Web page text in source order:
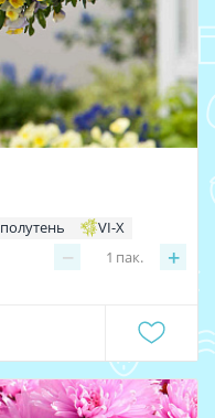
полутень VI-X
− +
1 пак.